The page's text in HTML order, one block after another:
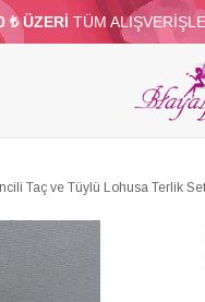
₺ ÜZERİ TÜM
VE SÜS
TOPTAN
Taç ve Tüylü Lohusa Terlik